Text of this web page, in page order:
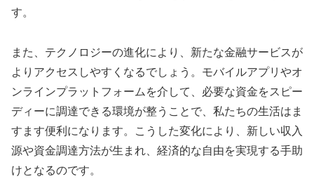
す。
また、テクノロジーの進化により、新たな金融サービスが
よりアクセスしやすくなるでしょう。モバイルアプリやオ
ンラインプラットフォームを介して、必要な資金をスピー
ディーに調達できる環境が整うことで、私たちの生活はま
すます便利になります。こうした変化により、新しい収入
源や資金調達方法が生まれ、経済的な自由を実現する手助
けとなるのです。